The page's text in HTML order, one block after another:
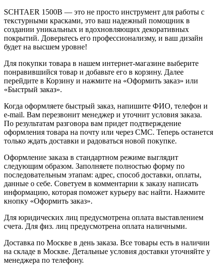
SCHTAER 1500B — это не просто инструмент для работы с
текстурными красками, это ваш надежный помощник в
создании уникальных и вдохновляющих декоративных
покрытий. Доверьтесь его профессионализму, и ваш дизайн
будет на высшем уровне!
Для покупки товара в нашем интернет-магазине выберите
понравившийся товар и добавьте его в корзину. Далее
перейдите в Корзину и нажмите на «Оформить заказ» или
«Быстрый заказ».
Когда оформляете быстрый заказ, напишите ФИО, телефон и
e-mail. Вам перезвонит менеджер и уточнит условия заказа.
По результатам разговора вам придет подтверждение
оформления товара на почту или через СМС. Теперь останется
только ждать доставки и радоваться новой покупке.
Оформление заказа в стандартном режиме выглядит
следующим образом. Заполняете полностью форму по
последовательным этапам: адрес, способ доставки, оплаты,
данные о себе. Советуем в комментарии к заказу написать
информацию, которая поможет курьеру вас найти. Нажмите
кнопку «Оформить заказ».
Для юридических лиц предусмотрена оплата выставлением
счета. Для физ. лиц предусмотрена оплата наличными.
Доставка по Москве в день заказа. Все товары есть в наличии
на складе в Москве. Детальные условия доставки уточняйте у
менеджера по телефону.